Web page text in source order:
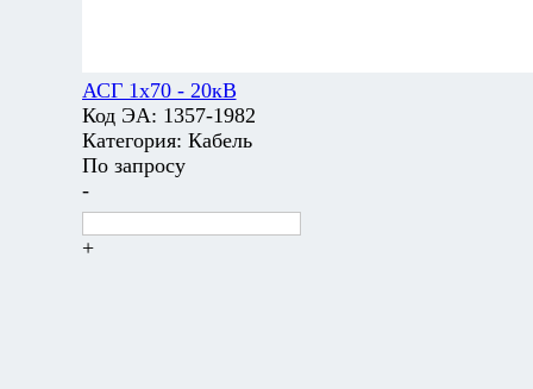
АСГ 1х70 - 20кВ
Код ЭА: 1357-1982
Категория: Кабель
По запросу
-
+